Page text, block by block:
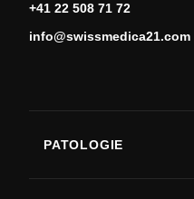
+41 22 508 71 72
info@swissmedica21.com
PATOLOGIE